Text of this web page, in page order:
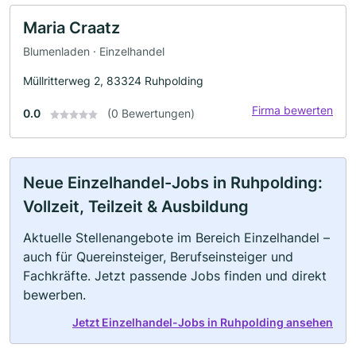
Maria Craatz
Blumenladen · Einzelhandel
Müllritterweg 2, 83324 Ruhpolding
0.0 (0 Bewertungen) Firma bewerten
Neue Einzelhandel-Jobs in Ruhpolding:
Vollzeit, Teilzeit & Ausbildung
Aktuelle Stellenangebote im Bereich Einzelhandel –
auch für Quereinsteiger, Berufseinsteiger und
Fachkräfte. Jetzt passende Jobs finden und direkt
bewerben.
Jetzt Einzelhandel-Jobs in Ruhpolding ansehen